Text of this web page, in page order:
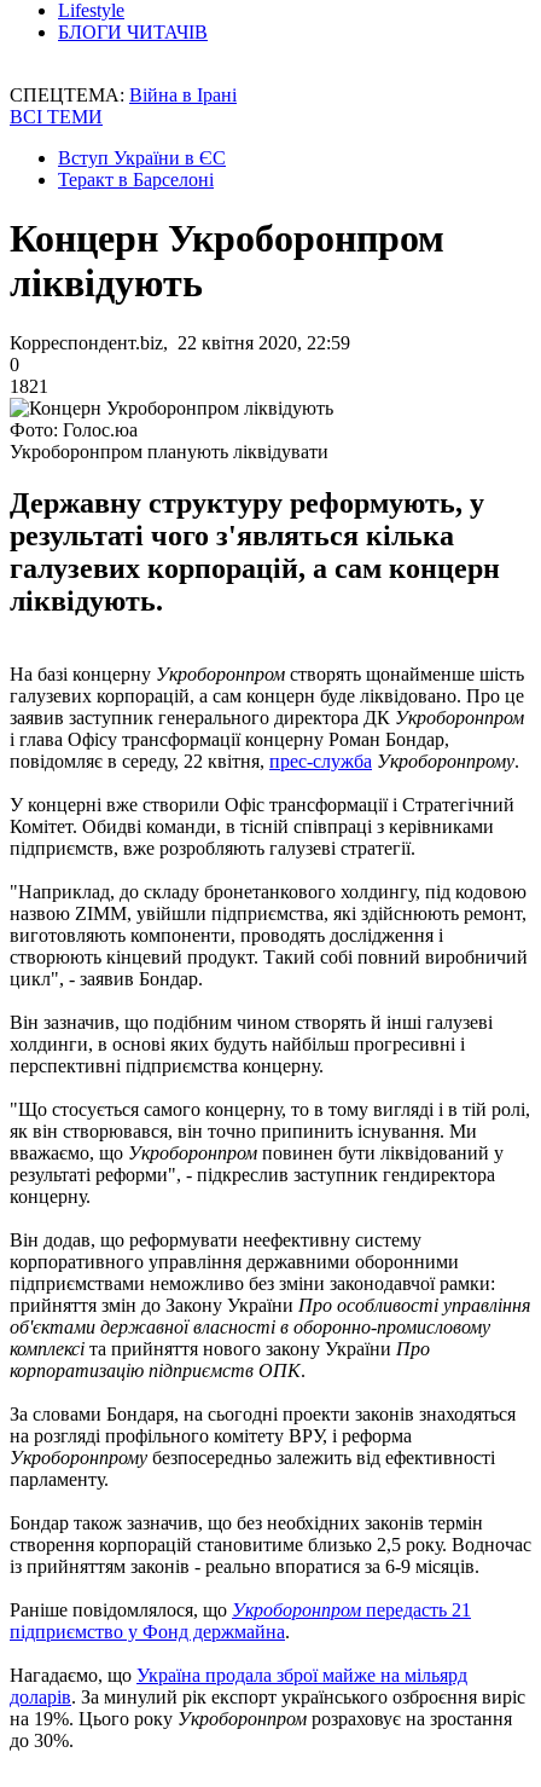
Lifestyle
БЛОГИ ЧИТАЧІВ
СПЕЦТЕМА: Війна в Ірані
ВСІ ТЕМИ
Вступ України в ЄС
Теракт в Барселоні
Концерн Укроборонпром
ліквідують
Корреспондент.biz, 22 квітня 2020, 22:59
0
1821
Фото: Голос.юа
Укроборонпром планують ліквідувати
Державну структуру реформують, у
результаті чого з'являться кілька
галузевих корпорацій, а сам концерн
ліквідують.
На базі концерну Укроборонпром створять щонайменше шість
галузевих корпорацій, а сам концерн буде ліквідовано. Про це
заявив заступник генерального директора ДК Укроборонпром
і глава Офісу трансформації концерну Роман Бондар,
повідомляє в середу, 22 квітня, прес-служба Укроборонпрому.
У концерні вже створили Офіс трансформації і Стратегічний
Комітет. Обидві команди, в тісній співпраці з керівниками
підприємств, вже розробляють галузеві стратегії.
"Наприклад, до складу бронетанкового холдингу, під кодовою
назвою ZIMM, увійшли підприємства, які здійснюють ремонт,
виготовляють компоненти, проводять дослідження і
створюють кінцевий продукт. Такий собі повний виробничий
цикл", - заявив Бондар.
Він зазначив, що подібним чином створять й інші галузеві
холдинги, в основі яких будуть найбільш прогресивні і
перспективні підприємства концерну.
"Що стосується самого концерну, то в тому вигляді і в тій ролі,
як він створювався, він точно припинить існування. Ми
вважаємо, що Укроборонпром повинен бути ліквідований у
результаті реформи", - підкреслив заступник гендиректора
концерну.
Він додав, що реформувати неефективну систему
корпоративного управління державними оборонними
підприємствами неможливо без зміни законодавчої рамки:
прийняття змін до Закону України Про особливості управління
об'єктами державної власності в оборонно-промисловому
комплексі та прийняття нового закону України Про
корпоратизацію підприємств ОПК.
За словами Бондаря, на сьогодні проекти законів знаходяться
на розгляді профільного комітету ВРУ, і реформа
Укроборонпрому безпосередньо залежить від ефективності
парламенту.
Бондар також зазначив, що без необхідних законів термін
створення корпорацій становитиме близько 2,5 року. Водночас
із прийняттям законів - реально впоратися за 6-9 місяців.
Раніше повідомлялося, що Укроборонпром передасть 21
підприємство у Фонд держмайна.
Нагадаємо, що Україна продала зброї майже на мільярд
доларів. За минулий рік експорт українського озброєння виріс
на 19%. Цього року Укроборонпром розраховує на зростання
до 30%.